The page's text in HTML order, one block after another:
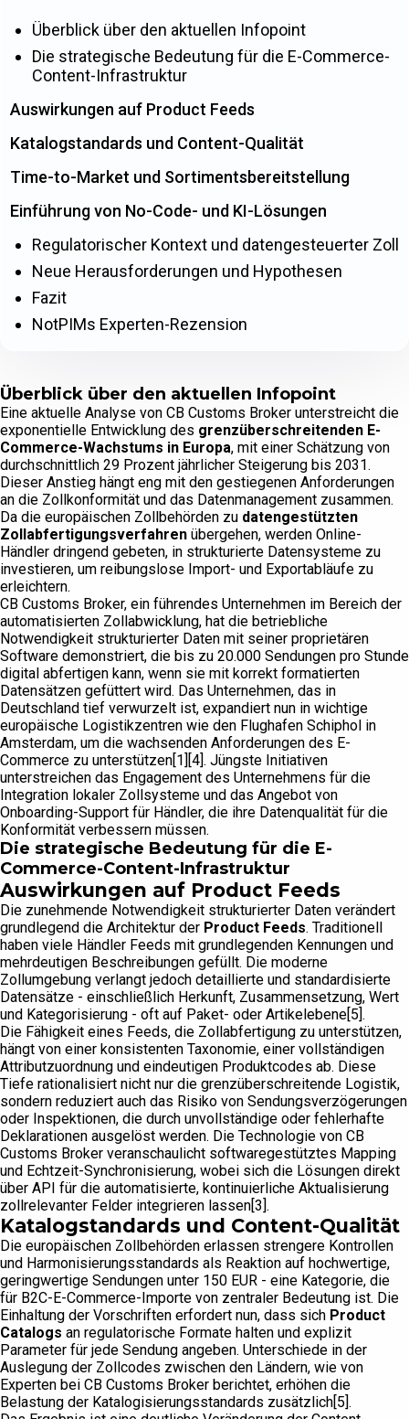
Überblick über den aktuellen Infopoint
Eine aktuelle Analyse von CB Customs Broker unterstreicht die
exponentielle Entwicklung des grenzüberschreitenden E-
Commerce-Wachstums in Europa, mit einer Schätzung von
durchschnittlich 29 Prozent jährlicher Steigerung bis 2031.
Dieser Anstieg hängt eng mit den gestiegenen Anforderungen
an die Zollkonformität und das Datenmanagement zusammen.
Da die europäischen Zollbehörden zu datengestützten
Zollabfertigungsverfahren übergehen, werden Online-
Händler dringend gebeten, in strukturierte Datensysteme zu
investieren, um reibungslose Import- und Exportabläufe zu
erleichtern.
CB Customs Broker, ein führendes Unternehmen im Bereich der
automatisierten Zollabwicklung, hat die betriebliche
Notwendigkeit strukturierter Daten mit seiner proprietären
Software demonstriert, die bis zu 20.000 Sendungen pro Stunde
digital abfertigen kann, wenn sie mit korrekt formatierten
Datensätzen gefüttert wird. Das Unternehmen, das in
Deutschland tief verwurzelt ist, expandiert nun in wichtige
europäische Logistikzentren wie den Flughafen Schiphol in
Amsterdam, um die wachsenden Anforderungen des E-
Commerce zu unterstützen[1][4]. Jüngste Initiativen
unterstreichen das Engagement des Unternehmens für die
Integration lokaler Zollsysteme und das Angebot von
Onboarding-Support für Händler, die ihre Datenqualität für die
Konformität verbessern müssen.
Die strategische Bedeutung für die E-
Commerce-Content-Infrastruktur
Auswirkungen auf Product Feeds
Die zunehmende Notwendigkeit strukturierter Daten verändert
grundlegend die Architektur der Product Feeds. Traditionell
haben viele Händler Feeds mit grundlegenden Kennungen und
mehrdeutigen Beschreibungen gefüllt. Die moderne
Zollumgebung verlangt jedoch detaillierte und standardisierte
Datensätze - einschließlich Herkunft, Zusammensetzung, Wert
und Kategorisierung - oft auf Paket- oder Artikelebene[5].
Die Fähigkeit eines Feeds, die Zollabfertigung zu unterstützen,
hängt von einer konsistenten Taxonomie, einer vollständigen
Attributzuordnung und eindeutigen Produktcodes ab. Diese
Tiefe rationalisiert nicht nur die grenzüberschreitende Logistik,
sondern reduziert auch das Risiko von Sendungsverzögerungen
oder Inspektionen, die durch unvollständige oder fehlerhafte
Deklarationen ausgelöst werden. Die Technologie von CB
Customs Broker veranschaulicht softwaregestütztes Mapping
und Echtzeit-Synchronisierung, wobei sich die Lösungen direkt
über API für die automatisierte, kontinuierliche Aktualisierung
zollrelevanter Felder integrieren lassen[3].
Katalogstandards und Content-Qualität
Die europäischen Zollbehörden erlassen strengere Kontrollen
und Harmonisierungsstandards als Reaktion auf hochwertige,
geringwertige Sendungen unter 150 EUR - eine Kategorie, die
für B2C-E-Commerce-Importe von zentraler Bedeutung ist. Die
Einhaltung der Vorschriften erfordert nun, dass sich Product
Catalogs an regulatorische Formate halten und explizit
Parameter für jede Sendung angeben. Unterschiede in der
Auslegung der Zollcodes zwischen den Ländern, wie von
Experten bei CB Customs Broker berichtet, erhöhen die
Belastung der Katalogisierungsstandards zusätzlich[5].
Überblick über den aktuellen Infopoint
Die strategische Bedeutung für die E-Commerce-
Content-Infrastruktur
Auswirkungen auf Product Feeds
Katalogstandards und Content-Qualität
Time-to-Market und Sortimentsbereitstellung
Einführung von No-Code- und KI-Lösungen
Regulatorischer Kontext und datengesteuerter Zoll
Neue Herausforderungen und Hypothesen
Fazit
NotPIMs Experten-Rezension